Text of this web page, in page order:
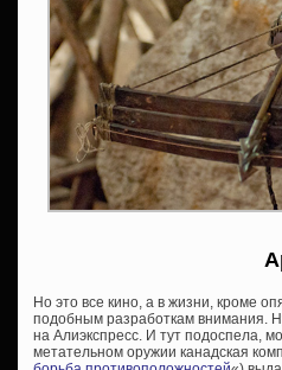
Но это все кино, а в жизни, кроме
подобным разработкам внимания.
на Алиэкспресс. И тут подоспела,
метательном оружии канадская